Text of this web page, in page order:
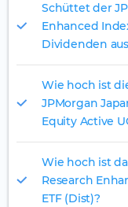
Schüttet der
Enhanced
Dividenden
Wie hoch ist
JPMorgan
Equity Active
Wie hoch ist
Research
ETF (Dist)?